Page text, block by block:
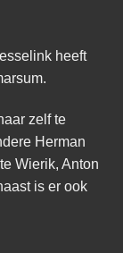
heeft
zelf te
Herman
Wierik, Anton
is er ook